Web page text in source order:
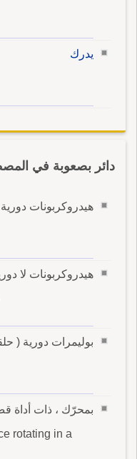
يدرك
دائر بصعوبة في
هيدروكربونات
هيدروكربونات لا
بوليمرات دورية (
بمحرّك ، ذات أداة
rotating in a